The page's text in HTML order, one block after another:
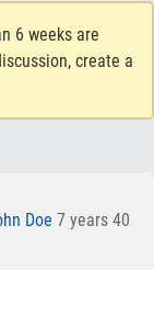
6 weeks are
create a
Doe 7 years 40